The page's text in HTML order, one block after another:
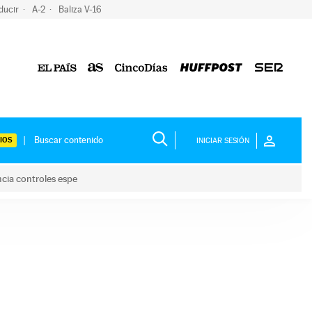
A-2 Baliza V-16
INICIAR SESIÓN
controles espe